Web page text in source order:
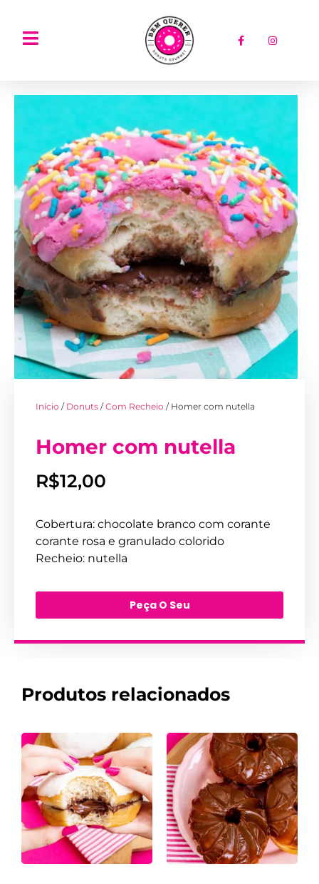
Início / Donuts /Com Recheio / Homer com nutella
Homer com nutella
R$12,00
Cobertura: chocolate branco com corante
corante rosa e granulado colorido
Recheio: nutella
Peça O Seu
Produtos relacionados